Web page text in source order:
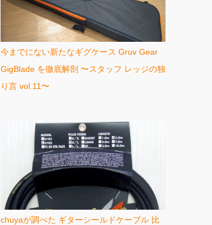
今までにない新たなギグケース Gruv Gear
GigBlade を徹底解剖 〜スタッフ レッジの独
り言 vol.11〜
chuyaが調べた ギターシールドケーブル 比